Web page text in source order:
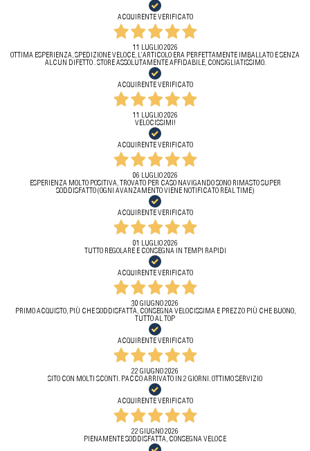
ACQUIRENTE VERIFICATO
11 LUGLIO 2026
OTTIMA ESPERIENZA, SPEDIZIONE VELOCE, L’ARTICOLO ERA PERFETTAMENTE IMBALLATO E SENZA
ALCUN DIFETTO . STORE ASSOLUTAMENTE AFFIDABILE, CONSIGLIATISSIMO.
ACQUIRENTE VERIFICATO
11 LUGLIO 2026
VELOCISSIMI!
ACQUIRENTE VERIFICATO
06 LUGLIO 2026
ESPERIENZA MOLTO POSITIVA, TROVATO PER CASO NAVIGANDO SONO RIMASTO SUPER
SODDISFATTO (OGNI AVANZAMENTO VIENE NOTIFICATO REAL TIME)
ACQUIRENTE VERIFICATO
01 LUGLIO 2026
TUTTO REGOLARE E CONSEGNA IN TEMPI RAPIDI
ACQUIRENTE VERIFICATO
30 GIUGNO 2026
PRIMO ACQUISTO, PIÙ CHE SODDISFATTA, CONSEGNA VELOCISSIMA E PREZZO PIÙ CHE BUONO,
TUTTO AL TOP
ACQUIRENTE VERIFICATO
22 GIUGNO 2026
SITO CON MOLTI SCONTI. PACCO ARRIVATO IN 2 GIORNI. OTTIMO SERVIZIO
ACQUIRENTE VERIFICATO
22 GIUGNO 2026
PIENAMENTE SODDISFATTA, CONSEGNA VELOCE